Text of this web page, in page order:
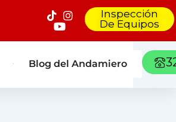
Inspección
De Equipos
Blog del Andamiero